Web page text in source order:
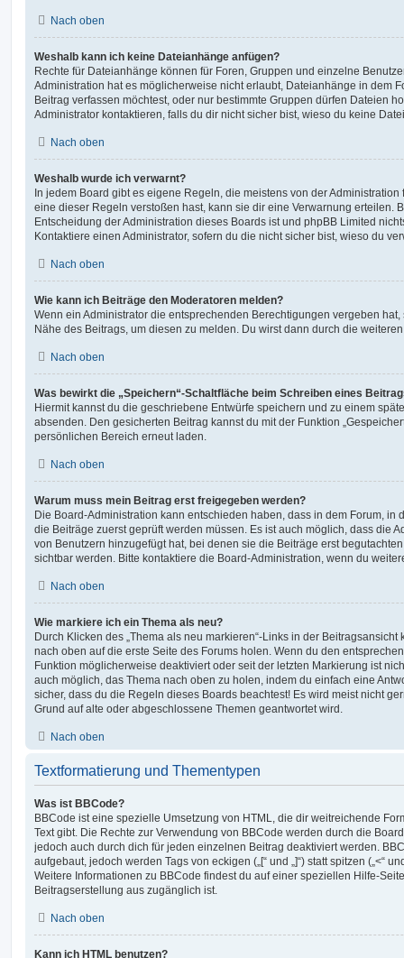
Nach oben
Weshalb kann ich keine Dateianhänge anfügen?
Rechte für Dateianhänge können für Foren, Gruppen und einzelne
Administration hat es möglicherweise nicht erlaubt, Dateianhänge in dem
Beitrag verfassen möchtest, oder nur bestimmte Gruppen dürfen Dateien
Administrator kontaktieren, falls du dir nicht sicher bist, wieso du keine
Nach oben
Weshalb wurde ich verwarnt?
In jedem Board gibt es eigene Regeln, die meistens von der
eine dieser Regeln verstoßen hast, kann sie dir eine Verwarnung erteilen.
Entscheidung der Administration dieses Boards ist und phpBB Limited
Kontaktiere einen Administrator, sofern du die nicht sicher bist, wieso du
Nach oben
Wie kann ich Beiträge den Moderatoren melden?
Wenn ein Administrator die entsprechenden Berechtigungen vergeben
Nähe des Beitrags, um diesen zu melden. Du wirst dann durch die
Nach oben
Was bewirkt die „Speichern“-Schaltfläche beim Schreiben eines
Hiermit kannst du die geschriebene Entwürfe speichern und zu einem
absenden. Den gesicherten Beitrag kannst du mit der Funktion
persönlichen Bereich erneut laden.
Nach oben
Warum muss mein Beitrag erst freigegeben werden?
Die Board-Administration kann entschieden haben, dass in dem Forum, in
die Beiträge zuerst geprüft werden müssen. Es ist auch möglich, dass die
von Benutzern hinzugefügt hat, bei denen sie die Beiträge erst
sichtbar werden. Bitte kontaktiere die Board-Administration, wenn du
Nach oben
Wie markiere ich ein Thema als neu?
Durch Klicken des „Thema als neu markieren“-Links in der
nach oben auf die erste Seite des Forums holen. Wenn du den
Funktion möglicherweise deaktiviert oder seit der letzten Markierung ist
auch möglich, das Thema nach oben zu holen, indem du einfach eine
sicher, dass du die Regeln dieses Boards beachtest! Es wird meist nicht
Grund auf alte oder abgeschlossene Themen geantwortet wird.
Nach oben
Textformatierung und Thementypen
Was ist BBCode?
BBCode ist eine spezielle Umsetzung von HTML, die dir weitreichende
Text gibt. Die Rechte zur Verwendung von BBCode werden durch die
jedoch auch durch dich für jeden einzelnen Beitrag deaktiviert werden.
aufgebaut, jedoch werden Tags von eckigen („[“ und „]“) statt spitzen („<“
Weitere Informationen zu BBCode findest du auf einer speziellen Hilfe-
Beitragserstellung aus zugänglich ist.
Nach oben
Kann ich HTML benutzen?